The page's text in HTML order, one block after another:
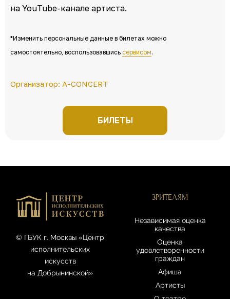
на YouTube-канале артиста.
*Изменить персональные данные в билетах можно
самостоятельно, воспользовавшись сервисом.
Организатор: A-CONCERT
БИЛЕТЫ
© ГБУК г. Москвы «Центр
исполнительских
искусств
на Добрынинской»
ЗРИТЕЛЯМ
Независимая оценка
качества
Оценка
удовлетворенности
граждан
Афиша
Артисты